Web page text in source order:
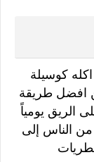
كوسيلة
افضل طريقة
الريق يومياً
من الناس إلى